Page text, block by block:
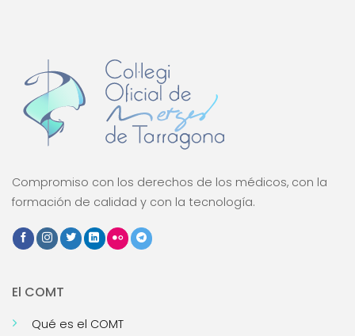
Compromiso con los derechos de los médicos, con la
formación de calidad y con la tecnología.
El COMT
Qué es el COMT